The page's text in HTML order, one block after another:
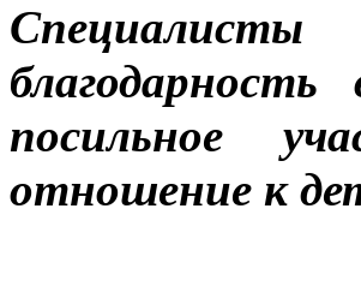
посильное
отношение к